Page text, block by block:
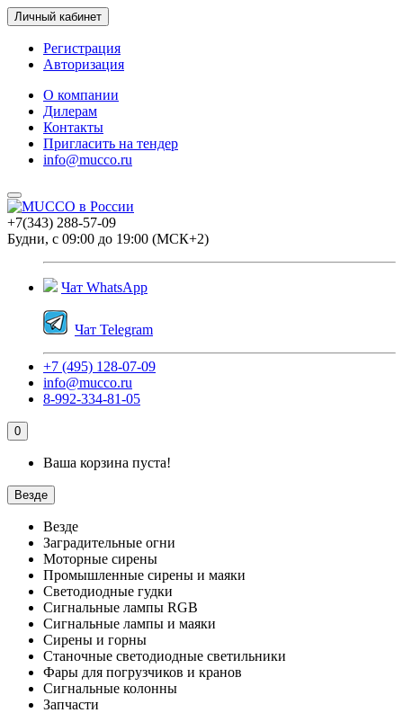
Личный кабинет
Регистрация
Авторизация
О компании
Дилерам
Контакты
Пригласить на тендер
info@mucco.ru
+7(343) 288-57-09
Будни, с 09:00 до 19:00 (МСК+2)
Чат WhatsApp
Чат Telegram
+7 (495) 128-07-09
info@mucco.ru
8-992-334-81-05
0
Ваша корзина пуста!
Везде
Везде
Заградительные огни
Моторные сирены
Промышленные сирены и маяки
Светодиодные гудки
Сигнальные лампы RGB
Сигнальные лампы и маяки
Сирены и горны
Станочные светодиодные светильники
Фары для погрузчиков и кранов
Сигнальные колонны
Запчасти